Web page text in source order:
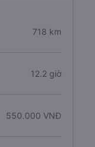
718 km
12.2 giờ
550.000 VNĐ